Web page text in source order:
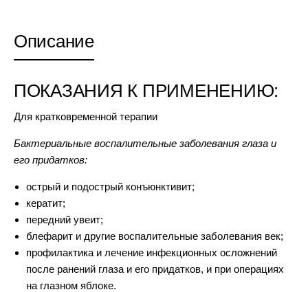
Описание
ПОКАЗАНИЯ К ПРИМЕНЕНИЮ:
Для кратковременной терапии
Бактериальные воспалительные заболевания глаза и
его придатков:
острый и подострый конъюнктивит;
кератит;
передний увеит;
блефарит и другие воспалительные заболевания век;
профилактика и лечение инфекционных осложнений
после ранений глаза и его придатков, и при операциях
на глазном яблоке.